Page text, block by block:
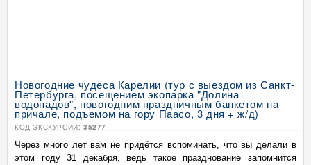
Новогодние чудеса Карелии (тур с выездом из Санкт-
Петербурга, посещением экопарка "Долина
водопадов", новогодним праздничным банкетом на
причале, подъемом на гору Паасо, 3 дня + ж/д)
КОД ЭКСКУРСИИ: 35277
Через много лет вам не придётся вспоминать, что вы делали в
этом году 31 декабря, ведь такое празднование запомнится